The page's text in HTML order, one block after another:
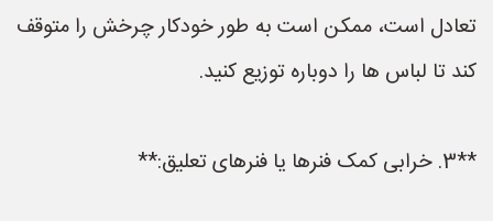
تعادل است، ممکن است به طور خودکار چرخش را متوقف
کند تا لباس ها را دوباره توزیع کنید.
**3. خرابی کمک فنرها یا فنرهای تعلیق:**